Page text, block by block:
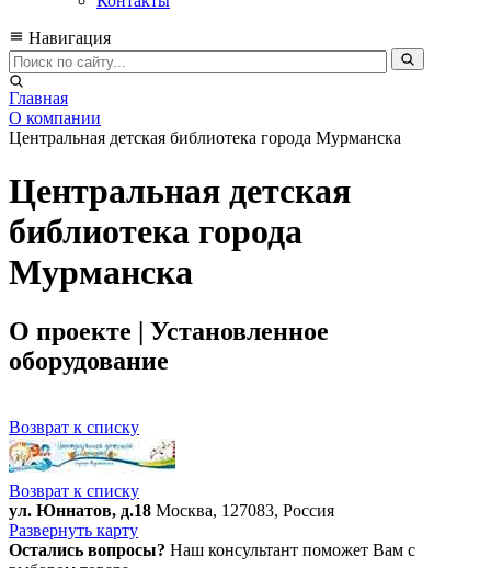
Навигация
Главная
О компании
Центральная детская библиотека города Мурманска
Центральная детская
библиотека города
Мурманска
О проекте | Установленное
оборудование
Возврат к списку
Возврат к списку
ул. Юннатов, д.18 Москва, 127083, Россия
Развернуть карту
Остались вопросы? Наш консультант поможет Вам с